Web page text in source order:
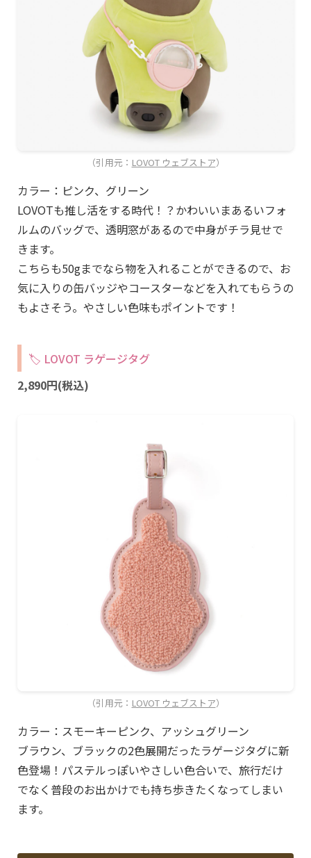
（引用元： LOVOT ウェブストア）
カラー：ピンク、グリーン
LOVOTも推し活をする時代！？かわいいまあるいフォ
ルムのバッグで、透明窓があるので中身がチラ見せで
きます。
こちらも50gまでなら物を入れることができるので、お
気に入りの缶バッジやコースターなどを入れてもらうの
もよさそう。やさしい色味もポイントです！
🏷️ LOVOT ラゲージタグ
2,890円(税込)
（引用元： LOVOT ウェブストア）
カラー：スモーキーピンク、アッシュグリーン
ブラウン、ブラックの2色展開だったラゲージタグに新
色登場！パステルっぽいやさしい色合いで、旅行だけ
でなく普段のお出かけでも持ち歩きたくなってしまい
ます。